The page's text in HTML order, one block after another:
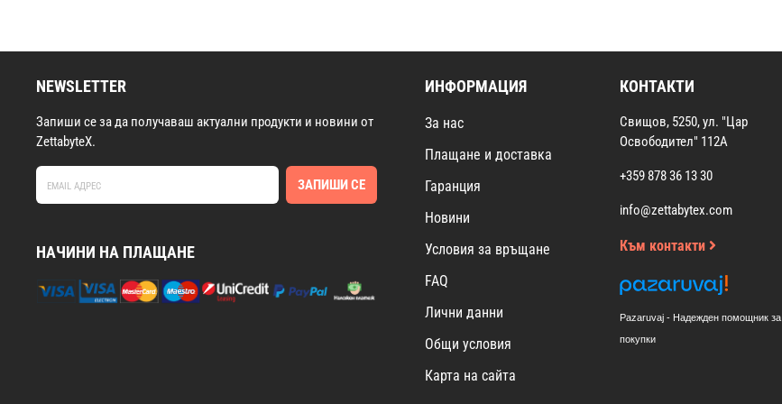
NEWSLETTER
Запиши се за да получаваш актуални продукти и новини от
ZettabyteX.
ЗАПИШИ СЕ
НАЧИНИ НА ПЛАЩАНЕ
ИНФОРМАЦИЯ
За нас
Плащане и доставка
Гаранция
Новини
Условия за връщане
FAQ
Лични данни
Общи условия
Карта на сайта
КОНТАКТИ
Свищов, 5250, ул. "Цар
Освободител" 112А
+359 878 36 13 30
info@zettabytex.com
Към контакти
Pazaruvaj - Надежден помощник за
покупки